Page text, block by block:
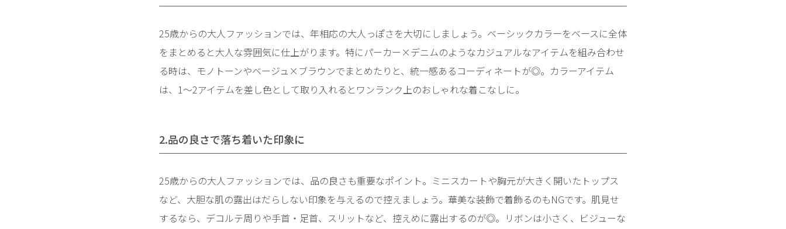
25歳からの大人ファッションでは、年相応の大人っぽさを大切にしましょう。ベーシックカラーをベースに全体
をまとめると大人な雰囲気に仕上がります。特にパーカー×デニムのようなカジュアルなアイテムを組み合わせ
る時は、モノトーンやベージュ×ブラウンでまとめたりと、統一感あるコーディネートが◎。カラーアイテム
は、1〜2アイテムを差し色として取り入れるとワンランク上のおしゃれな着こなしに。
2.品の良さで落ち着いた印象に
25歳からの大人ファッションでは、品の良さも重要なポイント。ミニスカートや胸元が大きく開いたトップス
など、大胆な肌の露出はだらしない印象を与えるので控えましょう。華美な装飾で着飾るのもNGです。肌見せ
するなら、デコルテ周りや手首・足首、スリットなど、控えめに露出するのが◎。リボンは小さく、ビジューな